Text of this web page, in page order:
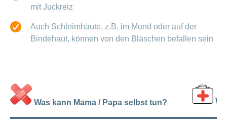
mit Juckreiz
Auch Schleimhäute, z.B. im Mund oder auf der
Bindehaut, können von den Bläschen befallen sein
Was kann Mama / Papa selbst tun?